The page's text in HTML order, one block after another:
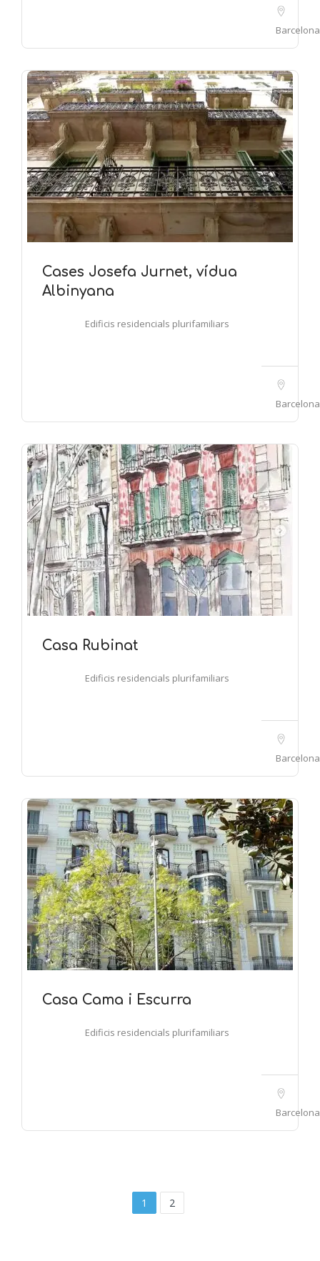
Barcelona
Cases Josefa Jurnet, vídua
Albinyana
Edificis residencials plurifamiliars
Barcelona
Casa Rubinat
Edificis residencials plurifamiliars
Barcelona
Casa Cama i Escurra
Edificis residencials plurifamiliars
Barcelona
1 2